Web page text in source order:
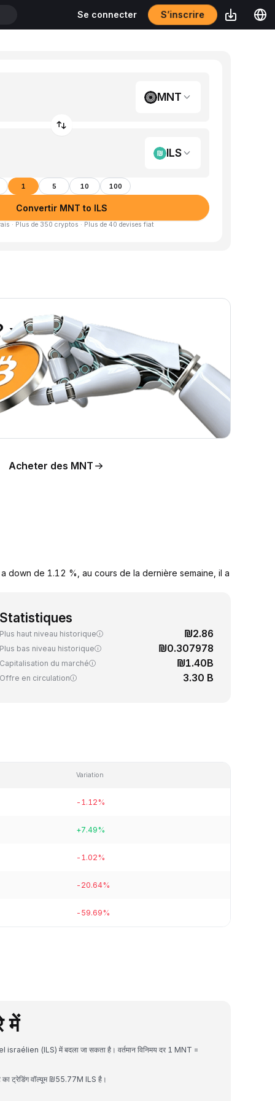
Se connecter S’inscrire
MNT
ILS
1 5 10 100
Convertir MNT to ILS
· Plus de 350 cryptos · Plus de 40 devises fiat
»
Acheter des MNT
down de 1.12 %, au cours de la dernière semaine, il a
Statistiques
Plus haut niveau historique ₪2.86
Plus bas niveau historique ₪0.307978
Capitalisation du marché ₪1.40B
Offre en circulation 3.30 B
Variation
-1.12%
+7.49%
-1.02%
-20.64%
-59.69%
में
(ILS) में बदला जा सकता है। वर्तमान विनिमय दर 1 MNT =
ट्रेडिंग वॉल्यूम ₪55.77M ILS है।